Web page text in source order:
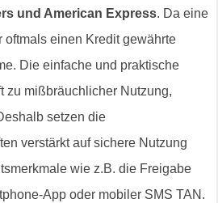
und American Express. Da eine
oftmals einen Kredit gewährte
Die einfache und praktische
zu mißbräuchlicher Nutzung,
setzen die
verstärkt auf sichere Nutzung
wie z.B. die Freigabe
App oder mobiler SMS TAN.